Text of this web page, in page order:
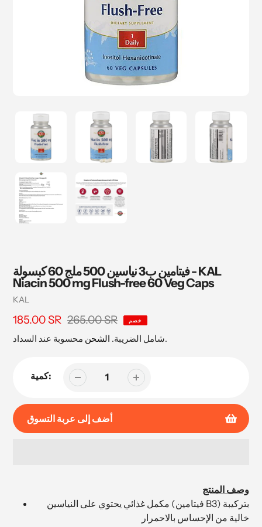
فيتامين ب3 نياسين 500 ملج 60 كبسولة - KAL
Niacin 500 mg Flush-free 60 Veg Caps
بائع
KAL
سعر
البيع
185.00 SR
السعر 265.00 SR خصم
شامل الضريبة. الشحن محسوبة عند السداد.
كمية:
أضف إلى عربة التسوق
عربة
وصف المنتج
مكمل غذائي يحتوي على النياسين (فيتامين B3) بتركيبة
خالية من الإحساس بالاحمرار